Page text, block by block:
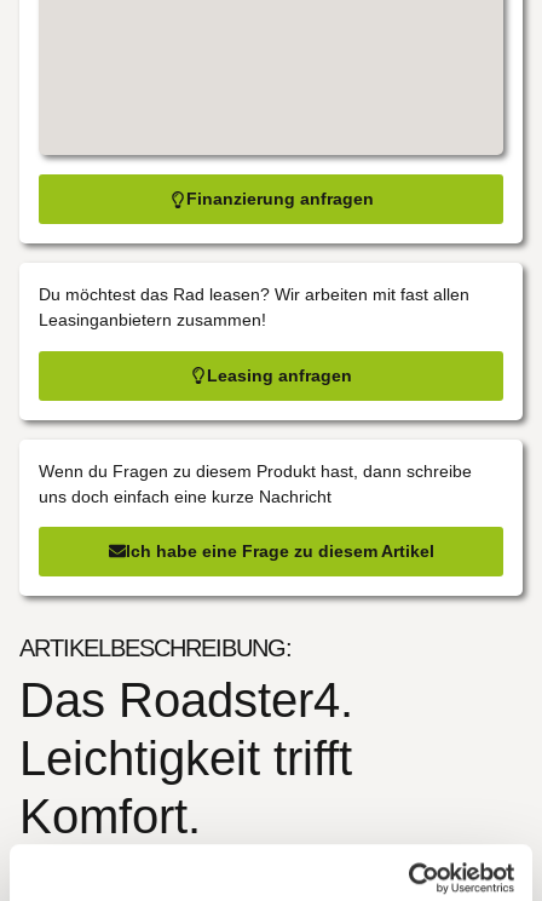
ARTIKELBESCHREIBUNG:
Das Roadster4.
Leichtigkeit trifft
Komfort.
Sportlicher Fahrspaß gepaart mit dynamischem Handling: Mit
Finanzierung anfragen
Du möchtest das Rad leasen? Wir arbeiten mit fast allen
Leasinganbietern zusammen!
Leasing anfragen
Wenn du Fragen zu diesem Produkt hast, dann schreibe
uns doch einfach eine kurze Nachricht
Ich habe eine Frage zu diesem Artikel